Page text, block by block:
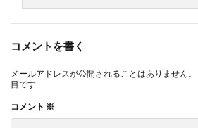
コメントを書く
メールアドレスが公開されることはありません。
目です
コメント ※